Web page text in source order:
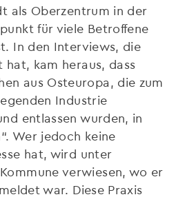
als Oberzentrum in der
für viele Betroffene
In den Interviews, die
kam heraus, dass
aus Osteuropa, die zum
Industrie
entlassen wurden, in
Wer jedoch keine
hat, wird unter
verwiesen, wo er
war. Diese Praxis